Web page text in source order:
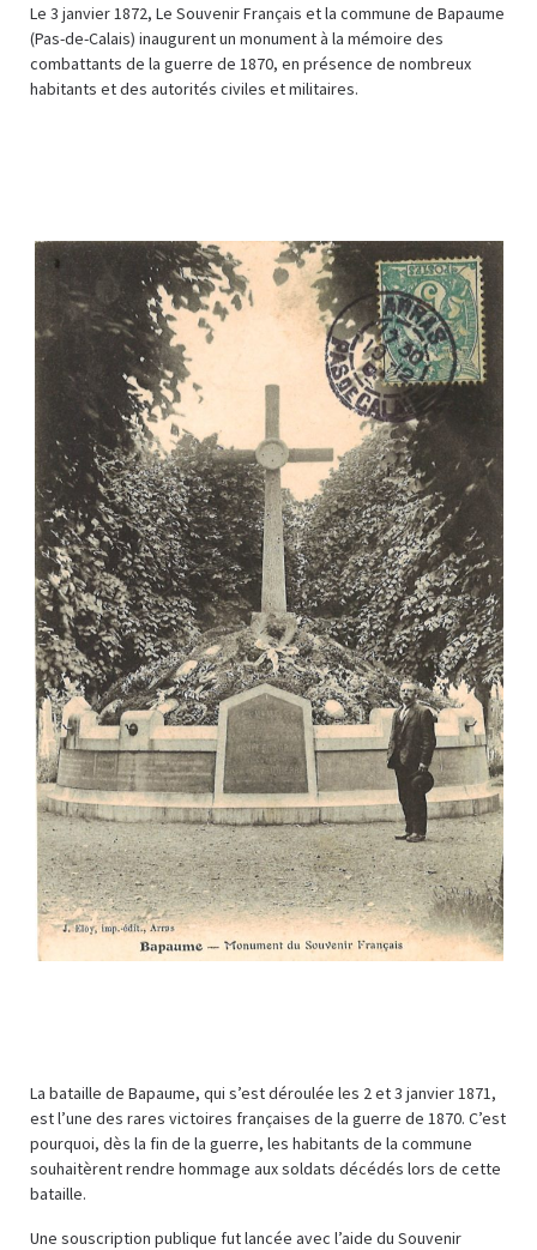
Le 3 janvier 1872, Le Souvenir Français et la commune de Bapaume
(Pas-de-Calais) inaugurent un monument à la mémoire des
combattants de la guerre de 1870, en présence de nombreux
habitants et des autorités civiles et militaires.
La bataille de Bapaume, qui s’est déroulée les 2 et 3 janvier 1871,
est l’une des rares victoires françaises de la guerre de 1870. C’est
pourquoi, dès la fin de la guerre, les habitants de la commune
souhaitèrent rendre hommage aux soldats décédés lors de cette
bataille.
Une souscription publique fut lancée avec l’aide du Souvenir